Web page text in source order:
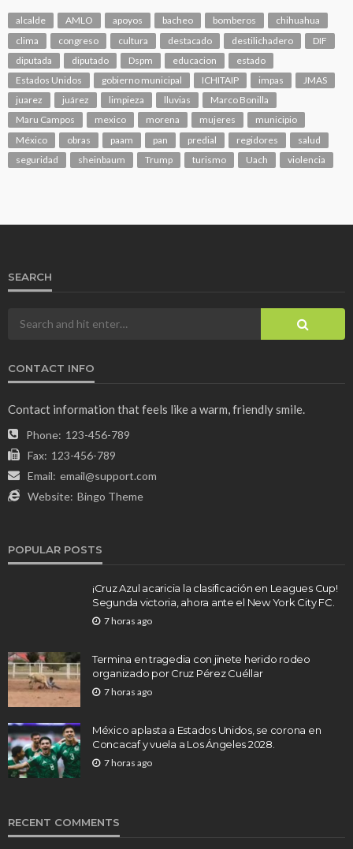
alcalde AMLO apoyos bacheo bomberos
chihuahua
clima
congreso cultura destacado destilichadero
DIF
diputada
diputado Dspm educacion
estado
Estados Unidos
gobierno municipal ICHITAIP impas
JMAS
juarez
juárez limpieza lluvias
Marco Bonilla
Maru Campos
mexico morena mujeres
municipio
México
obras paam pan predial regidores
salud
seguridad
sheinbaum Trump turismo Uach violencia
SEARCH
CONTACT INFO
Contact information that feels like a warm, friendly smile.
Phone: 123-456-789
Fax: 123-456-789
Email: email@support.com
Website: Bingo Theme
POPULAR POSTS
¡Cruz Azul acaricia la clasificación en Leagues Cup!
Segunda victoria, ahora ante el New York City FC.
7 horas ago
Termina en tragedia con jinete herido rodeo
organizado por Cruz Pérez Cuéllar
7 horas ago
México aplasta a Estados Unidos, se corona en
Concacaf y vuela a Los Ángeles 2028.
7 horas ago
RECENT COMMENTS